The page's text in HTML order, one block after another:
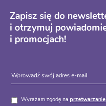
Zapisz się do
i otrzymuj
i promocjach!
Wyrażam zgodę na przetwarzanie